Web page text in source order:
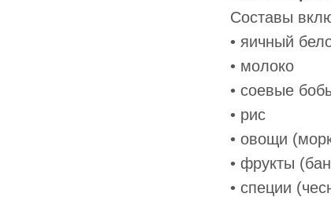
Составы
• яичный
• молоко
• соевые
• рис
• овощи
• фрукты
• специи